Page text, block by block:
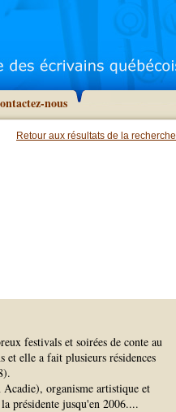
nous
Retour aux résultats de la recherche
festivals et soirées de conte au
et elle a fait plusieurs résidences
organisme artistique et
présidente jusqu'en 2006....